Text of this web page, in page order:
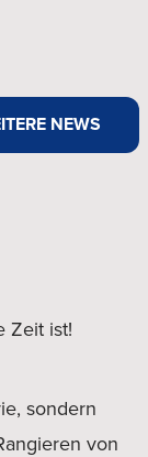
NEWS
Zeit ist!
sondern
von